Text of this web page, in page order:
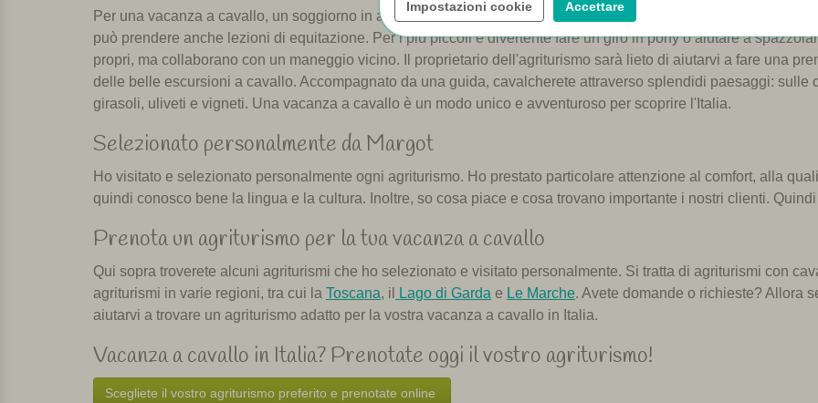
Per una vacanza a cavallo, un soggiorno in agriturismo è fantastico! Ci sono agriturismi con i propri cavalli e
può prendere anche lezioni di equitazione. Per i più piccoli è divertente fare un giro in pony o aiutare a
propri, ma collaborano con un maneggio vicino. Il proprietario dell'agriturismo sarà lieto di aiutarvi a fare una
delle belle escursioni a cavallo. Accompagnato da una guida, cavalcherete attraverso splendidi paesaggi: sulle
girasoli, uliveti e vigneti. Una vacanza a cavallo è un modo unico e avventuroso per scoprire l'Italia.
Selezionato personalmente da Margot
Ho visitato e selezionato personalmente ogni agriturismo. Ho prestato particolare attenzione al comfort, alla
quindi conosco bene la lingua e la cultura. Inoltre, so cosa piace e cosa trovano importante i nostri clienti.
Prenota un agriturismo per la tua vacanza a cavallo
Qui sopra troverete alcuni agriturismi che ho selezionato e visitato personalmente. Si tratta di agriturismi con
agriturismi in varie regioni, tra cui la Toscana, il Lago di Garda e Le Marche. Avete domande o richieste? Allora
aiutarvi a trovare un agriturismo adatto per la vostra vacanza a cavallo in Italia.
Vacanza a cavallo in Italia? Prenotate oggi il vostro agriturismo!
Scegliete il vostro agriturismo preferito e prenotate online
Impostazioni cookie Accettare